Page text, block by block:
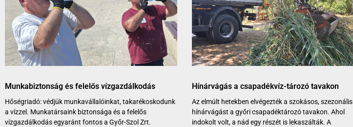
Munkabiztonság és felelős vízgazdálkodás
Hőségriadó: védjük munkavállalóinkat, takarékoskodunk
a vízzel. Munkatársaink biztonsága és a felelős
vízgazdálkodás egyaránt fontos a Győr-Szol Zrt.
Hínárvágás a csapadékvíz-tározó tavakon
Az elmúlt hetekben elvégezték a szokásos, szezonális
hínárvágást a győri csapadéktározó tavakon. Ahol
indokolt volt, a nád egy részét is lekaszálták. A